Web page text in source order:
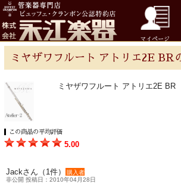
マイページ
ミヤザワフルート アトリエ2E BR
ミヤザワフルート アトリエ2E BR
この商品の平均評価
5.00
Jackさん（1件）
購入者
非公開 投稿日：2010年04月28日
チューバ
リード＆リードケース
マウスピース＆ポーチ